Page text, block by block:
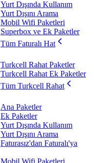
Yurt Dışında Kullanım
Yurt Dışını Arama
Mobil Wifi Paketleri
Superbox ve Ek Paketler
Tüm Faturalı Hat
Turkcell Rahat Paketler
Turkcell Rahat Ek Paketler
Tüm Turkcell Rahat
Ana Paketler
Ek Paketler
Yurt Dışında Kullanım
Yurt Dışını Arama
Faturasız'dan Faturalı'ya
Mobil Wifi Paketleri